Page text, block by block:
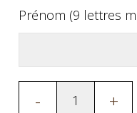
Prénom (9 lettres
- +